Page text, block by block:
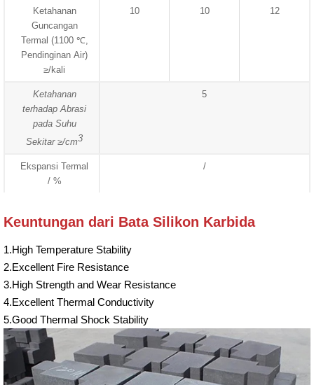
Ketahanan
Guncangan
Termal (1100 ℃,
Pendinginan Air)
≥/kali
10 10 12
Ketahanan
terhadap Abrasi
pada Suhu
Sekitar ≥/cm3
5
Ekspansi Termal
/ %
/
Keuntungan dari Bata Silikon Karbida
1.High Temperature Stability
2.Excellent Fire Resistance
3.High Strength and Wear Resistance
4.Excellent Thermal Conductivity
5.Good Thermal Shock Stability